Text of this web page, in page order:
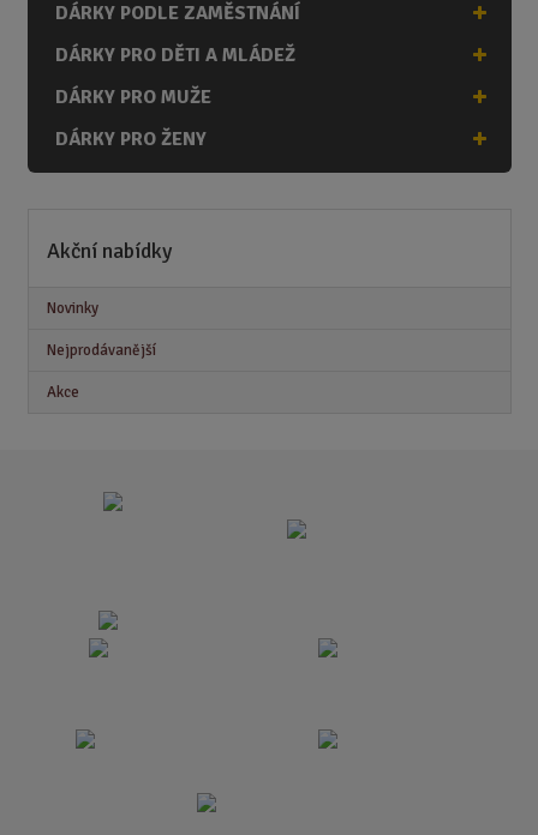
DÁRKY PODLE ZAMĚSTNÁNÍ
DÁRKY PRO DĚTI A MLÁDEŽ
DÁRKY PRO MUŽE
DÁRKY PRO ŽENY
Akční nabídky
Novinky
Nejprodávanější
Akce